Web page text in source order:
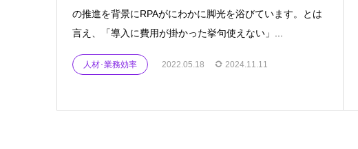
の推進を背景にRPAがにわかに脚光を浴びています。とは
言え、「導入に費用が掛かった挙句使えない」...
人材･業務効率 2022.05.18 2024.11.11